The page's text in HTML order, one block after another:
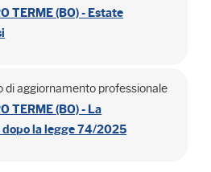
TERME (BO) - Estate
aggiornamento professionale
TERME (BO) - La
la legge 74/2025